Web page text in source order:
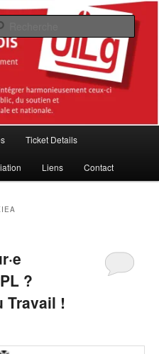
industriels
de l'ingénieur industriel diplômés de la
(HEPL – ISIL)
Ticket Details
Liens Contact
?
Travail !